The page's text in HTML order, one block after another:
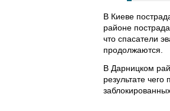
В Киеве
районе
что спасатели
продолжаются.
В Дарницком
результате